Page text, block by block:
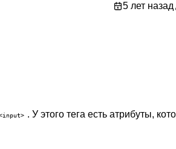
5 лет назад
. У этого тега есть атрибуты,